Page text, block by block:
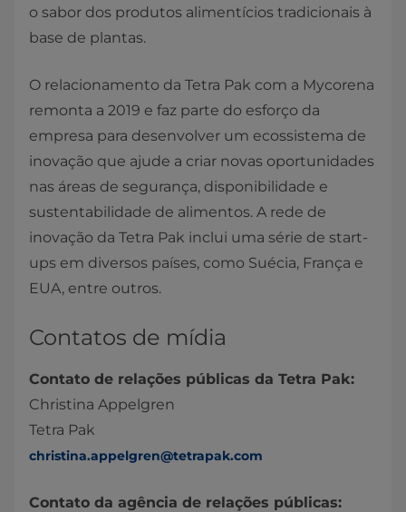
o sabor dos produtos alimentícios tradicionais à
base de plantas.
O relacionamento da Tetra Pak com a Mycorena
remonta a 2019 e faz parte do esforço da
empresa para desenvolver um ecossistema de
inovação que ajude a criar novas oportunidades
nas áreas de segurança, disponibilidade e
sustentabilidade de alimentos. A rede de
inovação da Tetra Pak inclui uma série de start-
ups em diversos países, como Suécia, França e
EUA, entre outros.
Contatos de mídia
Contato de relações públicas da Tetra Pak:
Christina Appelgren
Tetra Pak
christina.appelgren@tetrapak.com
Contato da agência de relações públicas: